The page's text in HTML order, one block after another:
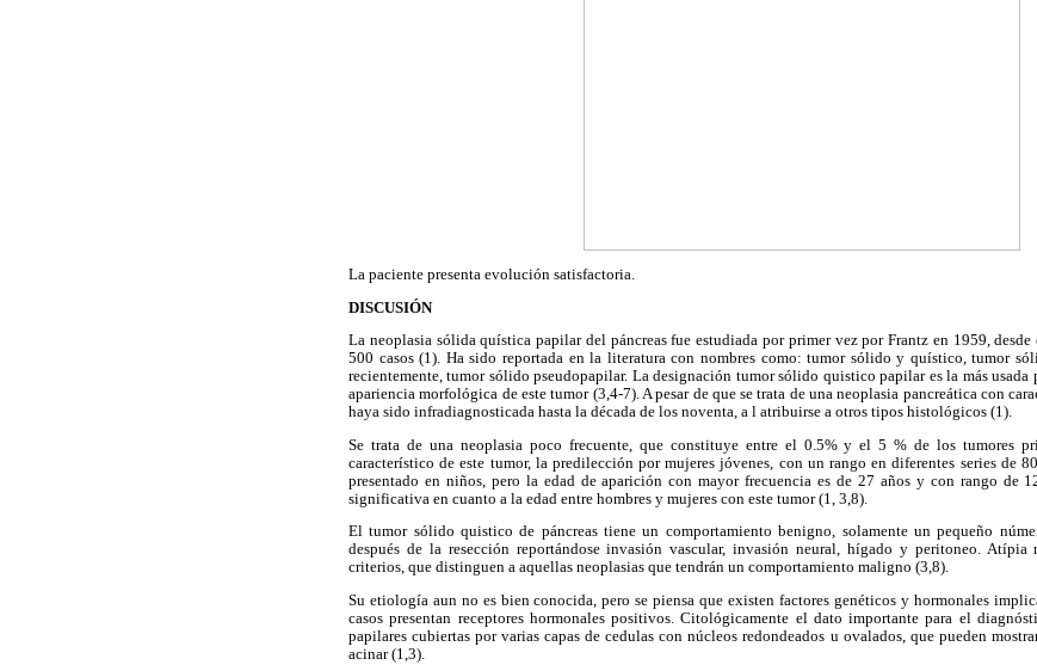
La paciente presenta evolución satisfactoria.
DISCUSIÓN
La neoplasia sólida quística papilar del páncreas fue estudiada por primer vez por Frantz en 1959, desde
500 casos (1). Ha sido reportada en la literatura con nombres como: tumor sólido y quístico, tumor
recientemente, tumor sólido pseudopapilar. La designación tumor sólido quistico papilar es la más usada
apariencia morfológica de este tumor (3,4-7). A pesar de que se trata de una neoplasia pancreática con
haya sido infradiagnosticada hasta la década de los noventa, a l atribuirse a otros tipos histológicos (1).
Se trata de una neoplasia poco frecuente, que constituye entre el 0.5% y el 5 % de los tumores
característico de este tumor, la predilección por mujeres jóvenes, con un rango en diferentes series de
presentado en niños, pero la edad de aparición con mayor frecuencia es de 27 años y con rango de
significativa en cuanto a la edad entre hombres y mujeres con este tumor (1, 3,8).
El tumor sólido quistico de páncreas tiene un comportamiento benigno, solamente un pequeño
después de la resección reportándose invasión vascular, invasión neural, hígado y peritoneo. Atípia
criterios, que distinguen a aquellas neoplasias que tendrán un comportamiento maligno (3,8).
Su etiología aun no es bien conocida, pero se piensa que existen factores genéticos y hormonales
casos presentan receptores hormonales positivos. Citológicamente el dato importante para el
papilares cubiertas por varias capas de cedulas con núcleos redondeados u ovalados, que pueden
acinar (1,3).